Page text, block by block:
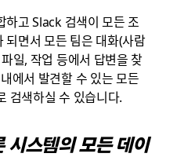
하고 Slack 검색이 모든 조
되면서 모든 팀은 대화(사람
일, 작업 등에서 답변을 찾
에서 발견할 수 있는 모든
검색하실 수 있습니다.
시스템의 모든 데이